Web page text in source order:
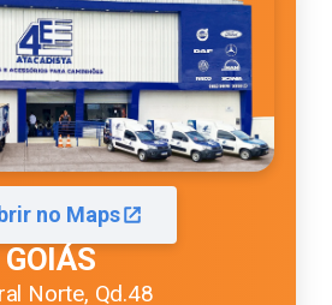
no Maps
Norte, Qd.48